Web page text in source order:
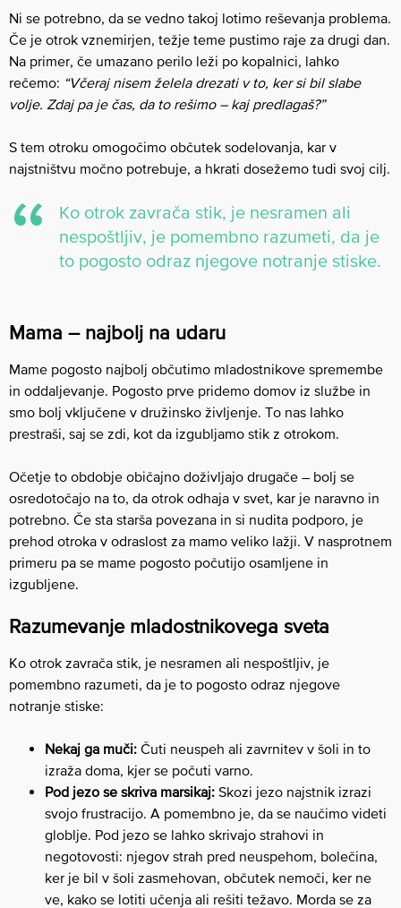
Ni se potrebno, da se vedno takoj lotimo reševanja problema.
Če je otrok vznemirjen, težje teme pustimo raje za drugi dan.
Na primer, če umazano perilo leži po kopalnici, lahko
rečemo: “Včeraj nisem želela drezati v to, ker si bil slabe
volje. Zdaj pa je čas, da to rešimo – kaj predlagaš?”
S tem otroku omogočimo občutek sodelovanja, kar v
najstništvu močno potrebuje, a hkrati dosežemo tudi svoj cilj.
Ko otrok zavrača stik, je nesramen ali
nespoštljiv, je pomembno razumeti, da je
to pogosto odraz njegove notranje stiske.
Mama – najbolj na udaru
Mame pogosto najbolj občutimo mladostnikove spremembe
in oddaljevanje. Pogosto prve pridemo domov iz službe in
smo bolj vključene v družinsko življenje. To nas lahko
prestraši, saj se zdi, kot da izgubljamo stik z otrokom.
Očetje to obdobje običajno doživljajo drugače – bolj se
osredotočajo na to, da otrok odhaja v svet, kar je naravno in
potrebno. Če sta starša povezana in si nudita podporo, je
prehod otroka v odraslost za mamo veliko lažji. V nasprotnem
primeru pa se mame pogosto počutijo osamljene in
izgubljene.
Razumevanje mladostnikovega sveta
Ko otrok zavrača stik, je nesramen ali nespoštljiv, je
pomembno razumeti, da je to pogosto odraz njegove
notranje stiske:
Nekaj ga muči: Čuti neuspeh ali zavrnitev v šoli in to
izraža doma, kjer se počuti varno.
Pod jezo se skriva marsikaj: Skozi jezo najstnik izrazi
svojo frustracijo. A pomembno je, da se naučimo videti
globlje. Pod jezo se lahko skrivajo strahovi in
negotovosti: njegov strah pred neuspehom, bolečina,
ker je bil v šoli zasmehovan, občutek nemoči, ker ne
ve, kako se lotiti učenja ali rešiti težavo. Morda se za